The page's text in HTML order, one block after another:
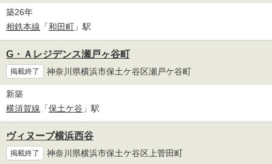
築26年
相鉄本線 「和田町 」駅
G・Ａレジデンス瀬戸ヶ谷町
掲載終了 神奈川県横浜市保土ケ谷区瀬戸ケ谷町
新築
横須賀線 「保土ケ谷 」駅
ヴィヌーブ横浜西谷
掲載終了 神奈川県横浜市保土ケ谷区上菅田町